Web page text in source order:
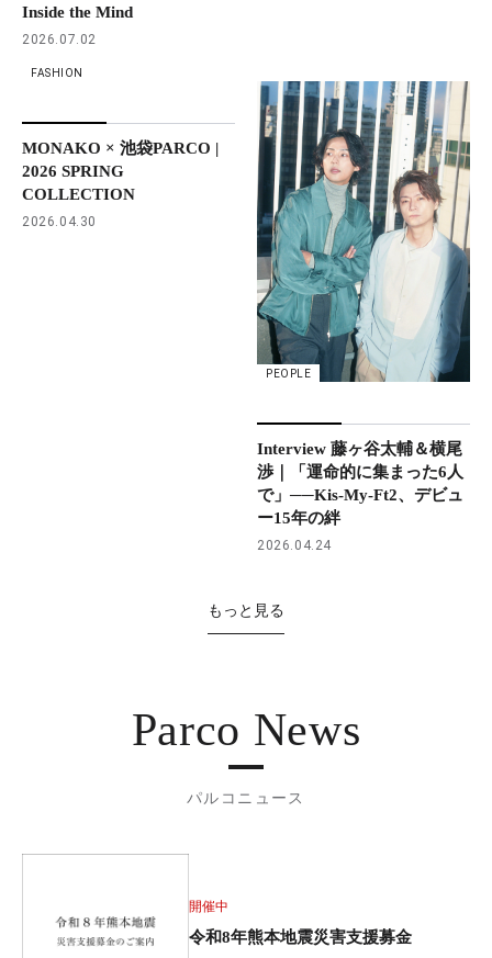
Inside the Mind
2026.07.02
FASHION
MONAKO × 池袋PARCO |
2026 SPRING
COLLECTION
2026.04.30
PEOPLE
Interview 藤ヶ谷太輔＆横尾
渉｜「運命的に集まった6人
で」──Kis-My-Ft2、デビュ
ー15年の絆
2026.04.24
もっと見る
Parco News
パルコニュース
開催中
令和8年熊本地震災害支援募金